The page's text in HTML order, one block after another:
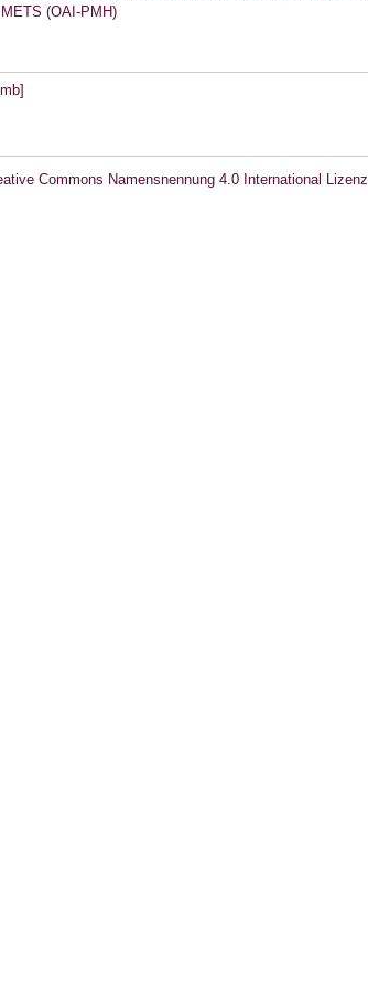
METS (OAI-PMH)
]
Commons Namensnennung 4.0 International Lizenz